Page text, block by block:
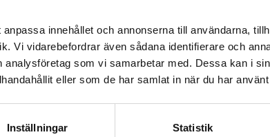
innehållet och annonserna till användarna,
Vi vidarebefordrar även sådana identifierare och
som vi samarbetar med. Dessa kan i
eller som de har samlat in när du har
Inställningar Statistik